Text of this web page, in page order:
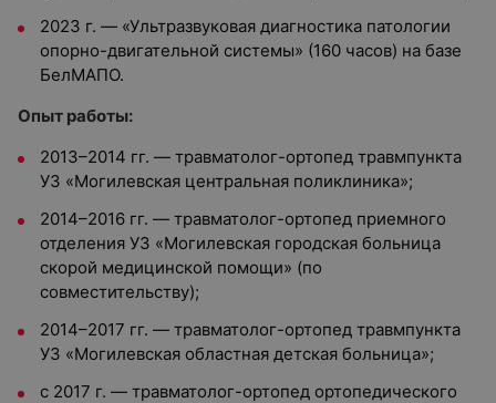
2023 г. — «Ультразвуковая диагностика патологии
опорно-двигательной системы» (160 часов) на базе
БелМАПО.
Опыт работы:
2013–2014 гг. — травматолог-ортопед травмпункта
УЗ «Могилевская центральная поликлиника»;
2014–2016 гг. — травматолог-ортопед приемного
отделения УЗ «Могилевская городская больница
скорой медицинской помощи» (по
совместительству);
2014–2017 гг. — травматолог-ортопед травмпункта
УЗ «Могилевская областная детская больница»;
с 2017 г. — травматолог-ортопед ортопедического